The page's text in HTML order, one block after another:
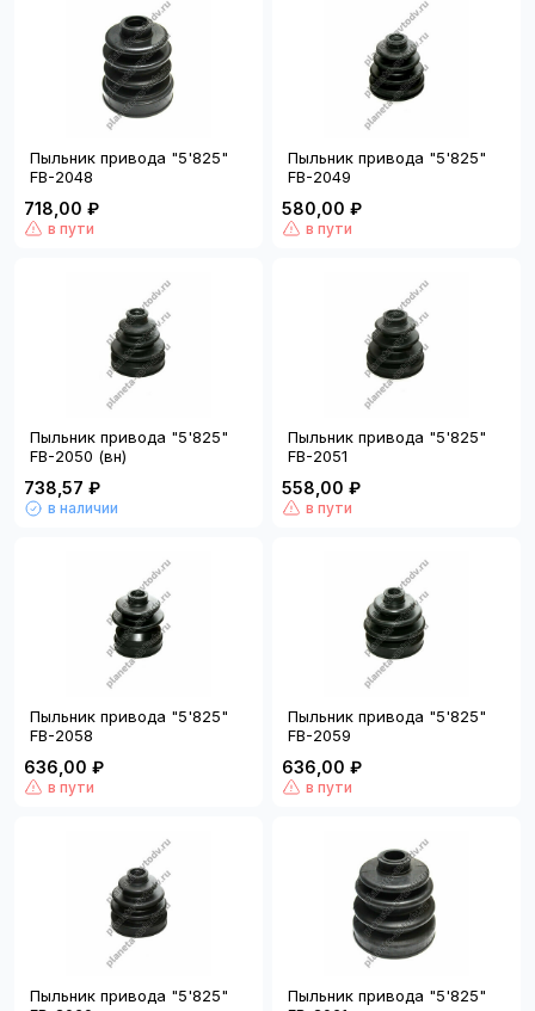
Пыльник привода "5'825"
FB-2048
718,00 ₽
в пути
Пыльник привода "5'825"
FB-2049
580,00 ₽
в пути
Пыльник привода "5'825"
FB-2050 (вн)
738,57 ₽
в наличии
Пыльник привода "5'825"
FB-2051
558,00 ₽
в пути
Пыльник привода "5'825"
FB-2058
636,00 ₽
в пути
Пыльник привода "5'825"
FB-2059
636,00 ₽
в пути
Пыльник привода "5'825"
Пыльник привода "5'825"